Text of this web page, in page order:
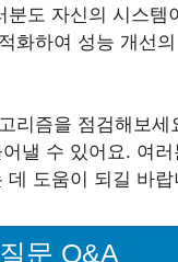
분도 자신의 시스템
화하여 성능 개선
리즘을 점검해보세
낼 수 있어요. 여러
데 도움이 되길 바랍
문 Q&A